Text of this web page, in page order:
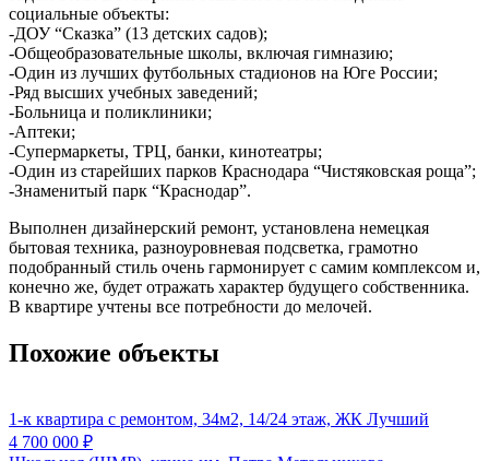
социальные объекты:
-ДОУ “Сказка” (13 детских садов);
-Общеобразовательные школы, включая гимназию;
-Один из лучших футбольных стадионов на Юге России;
-Ряд высших учебных заведений;
-Больница и поликлиники;
-Аптеки;
-Супермаркеты, ТРЦ, банки, кинотеатры;
-Один из старейших парков Краснодара “Чистяковская роща”;
-Знаменитый парк “Краснодар”.
Выполнен дизайнерский ремонт, установлена немецкая
бытовая техника, разноуровневая подсветка, грамотно
подобранный стиль очень гармонирует с самим комплексом и,
конечно же, будет отражать характер будущего собственника.
В квартире учтены все потребности до мелочей.
Похожие объекты
1-к квартира с ремонтом, 34м2, 14/24 этаж, ЖК Лучший
4 700 000 ₽